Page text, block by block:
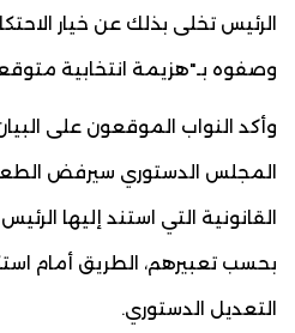
الرئيس تخلى بذلك عن خيار
وصفوه بـ"هزيمة انتخابية
وأكد النواب الموقعون على
المجلس الدستوري سيرفض
القانونية التي استند إليها
بحسب تعبيرهم، الطريق أمام
التعديل الدستوري.